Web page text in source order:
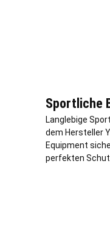
Sportliche
Langlebige
dem Hersteller
Equipment
perfekten